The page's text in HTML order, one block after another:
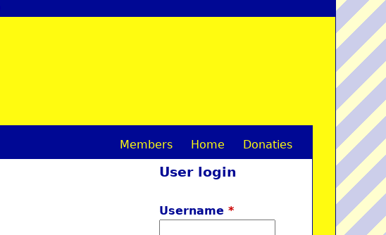
M
Members Home Donaties
User login
Username*